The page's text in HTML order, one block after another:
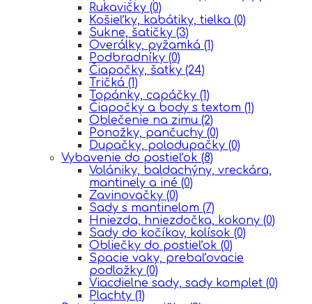
Rukavičky (0)
Košieľky, kabátiky, tielka (0)
Sukne, šatičky (3)
Overálky, pyžamká (1)
Podbradníky (0)
Čiapočky, šatky (24)
Tričká (1)
Topánky, capáčky (1)
Čiapočky a body s textom (1)
Oblečenie na zimu (2)
Ponožky, pančuchy (0)
Dupačky, polodupačky (0)
Vybavenie do postieľok (8)
Volániky, baldachýny, vreckára,
mantinely a iné (0)
Zavinovačky (0)
Sady s mantinelom (7)
Hniezda, hniezdočka, kokony (0)
Sady do kočíkov, kolísok (0)
Obliečky do postieľok (0)
Spacie vaky, prebaľovacie
podložky (0)
Viacdielne sady, sady komplet (0)
Plachty (1)